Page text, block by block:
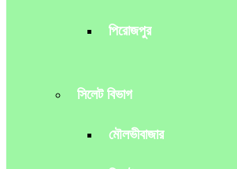
পিরোজপুর
সিলেট বিভাগ
মৌলভীবাজার